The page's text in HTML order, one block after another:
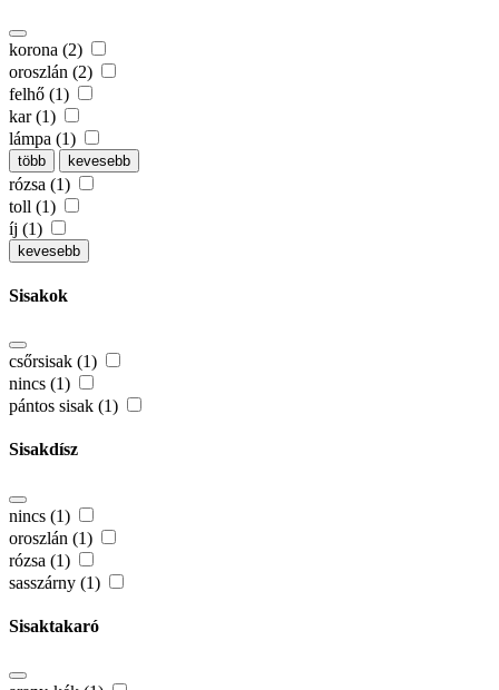
korona (2)
oroszlán (2)
felhő (1)
kar (1)
lámpa (1)
több kevesebb
rózsa (1)
toll (1)
íj (1)
kevesebb
Sisakok
csőrsisak (1)
nincs (1)
pántos sisak (1)
Sisakdísz
nincs (1)
oroszlán (1)
rózsa (1)
sasszárny (1)
Sisaktakaró